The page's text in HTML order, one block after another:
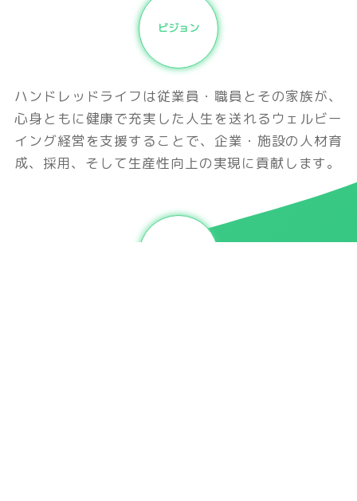
ビジョン
ハンドレッドライフは従業員・職員とその家族が、
⼼⾝ともに健康で充実した⼈⽣を送れる ウェルビー
イング経営を⽀援することで、 企業・施設の⼈材育
成、採⽤、そして⽣産性向上の実現に貢献します。